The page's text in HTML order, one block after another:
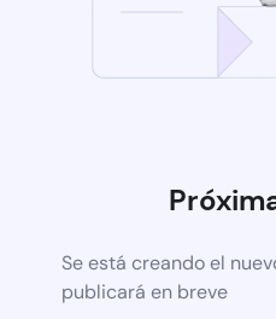
Se está creando el
publicará en breve